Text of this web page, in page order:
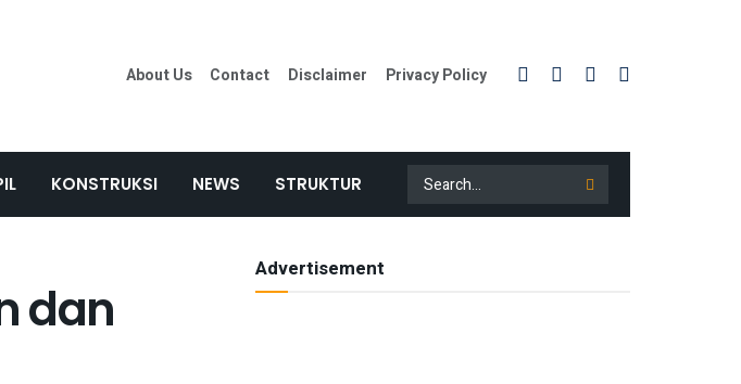
About Us Contact Disclaimer Privacy Policy
KONSTRUKSI NEWS STRUKTUR
dan
Advertisement